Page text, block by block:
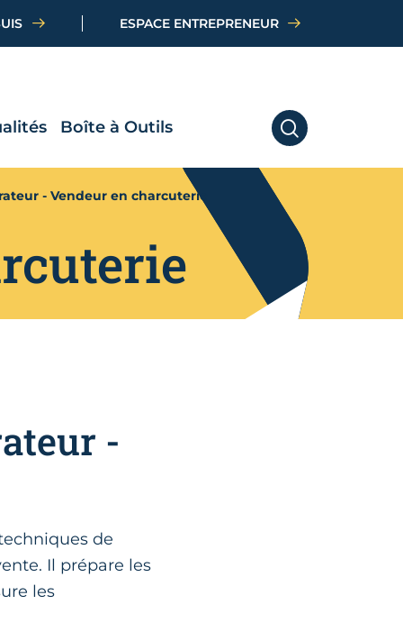
ESPACE ENTREPRENEUR
RECHERCHER
Boîte à Outils
- Vendeur en charcuterie
-
de
Il prépare les
les